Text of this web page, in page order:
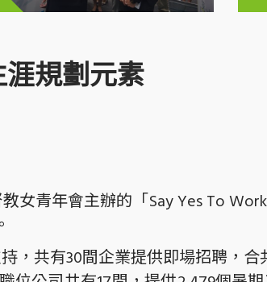
規劃元素
女青年會主辦的「Say Yes To
，共有30間企業提供即場招聘，合